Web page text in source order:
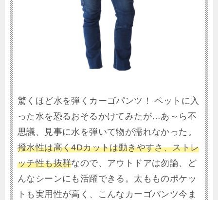
驚くほど水を弾くカーゴパンツ！ ペットに入
った水を恐るおそるかけてみたが…あ～ら不
思議、見事に水を弾いて物が濡れなかった。
撥水性は高く4Dカットは動きやすさ、ストレ
ッチ性も抜群なので、アウトドアは勿論、ど
んなシーンにも活躍できる。太もものポケッ
トも実用性が高く、こんなカーゴパンツ今ま